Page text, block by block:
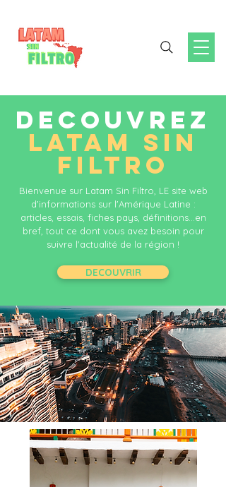
DECOUVREZ
LATAM SIN
FILTRO
Bienvenue sur Latam Sin Filtro, LE site web
d'informations sur l'Amérique Latine :
articles, essais, fiches pays, définitions...en
bref, tout ce dont vous avez besoin pour
suivre l'actualité de la région !
DECOUVRIR